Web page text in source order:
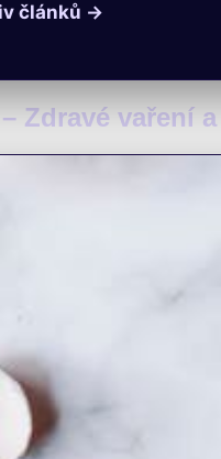
článků →
Zdravé vaření